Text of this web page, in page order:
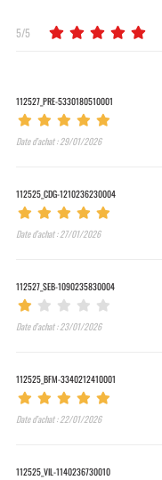
5/5
112527_PRE-5330180510001
Date d’achat : 29/01/2026
112525_CDG-1210236230004
Date d’achat : 27/01/2026
112527_SEB-1090235830004
Date d’achat : 23/01/2026
112525_BFM-3340212410001
Date d’achat : 22/01/2026
112525_VIL-1140236730010